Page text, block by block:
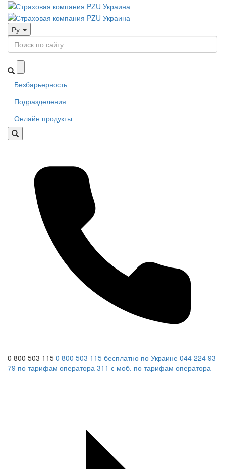
Ру
Безбарьерность
Подразделения
Онлайн продукты
0 800 503 115 0 800 503 115 бесплатно по Украине 044 224 93
79 по тарифам оператора 311 с моб. по тарифам оператора